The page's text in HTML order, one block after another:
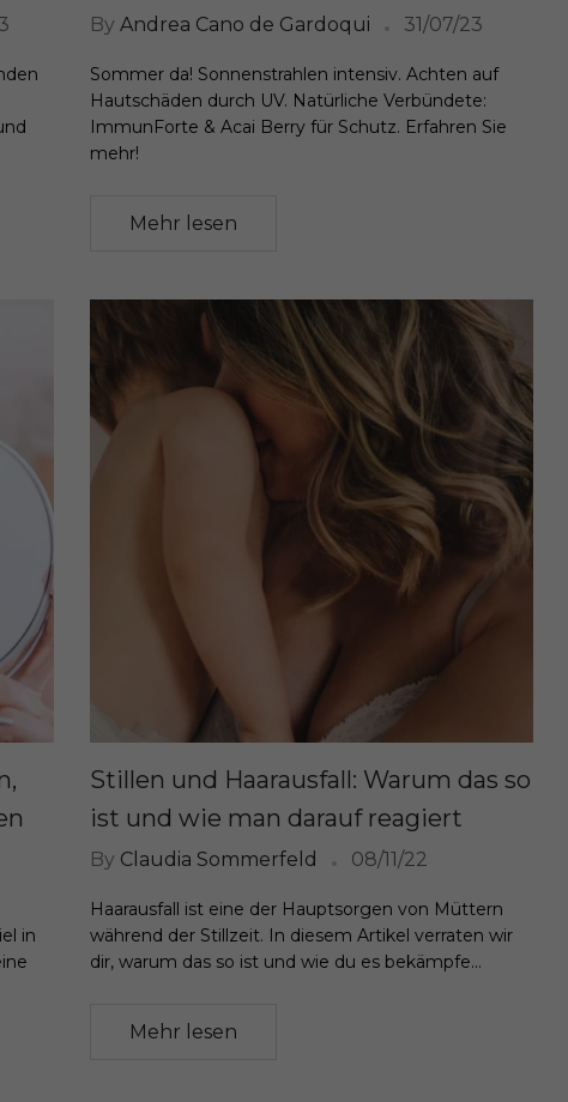
By Andrea Cano de Gardoqui 31/07/23
Sommer da! Sonnenstrahlen intensiv. Achten auf
Hautschäden durch UV. Natürliche Verbündete:
ImmunForte & Acai Berry für Schutz. Erfahren Sie
mehr!
Mehr lesen
in
Stillen und Haarausfall: Warum das so
ist und wie man darauf reagiert
By Claudia Sommerfeld 08/11/22
Haarausfall ist eine der Hauptsorgen von Müttern
während der Stillzeit. In diesem Artikel verraten wir
dir, warum das so ist und wie du es bekämpfe...
Mehr lesen